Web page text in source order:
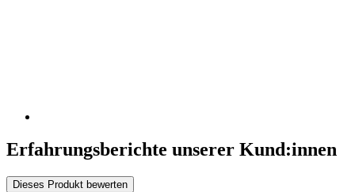
Erfahrungsberichte unserer Kund:innen
Dieses Produkt bewerten